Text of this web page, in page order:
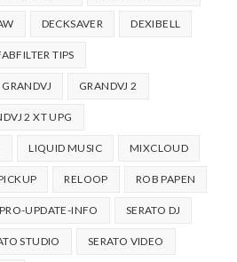
DECKSAVER DEXIBELL
TIPS
GRANDVJ GRANDVJ 2
2 XT UPG
LIQUID MUSIC MIXCLOUD
RELOOP ROB PAPEN
UPDATE-INFO SERATO DJ
STUDIO SERATO VIDEO